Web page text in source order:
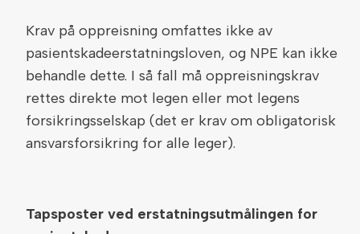
Krav på oppreisning omfattes ikke av
pasientskadeerstatningsloven, og NPE kan ikke
behandle dette. I så fall må oppreisningskrav
rettes direkte mot legen eller mot legens
forsikringsselskap (det er krav om obligatorisk
ansvarsforsikring for alle leger).
Tapsposter ved erstatningsutmålingen for